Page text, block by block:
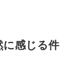
に感じる件